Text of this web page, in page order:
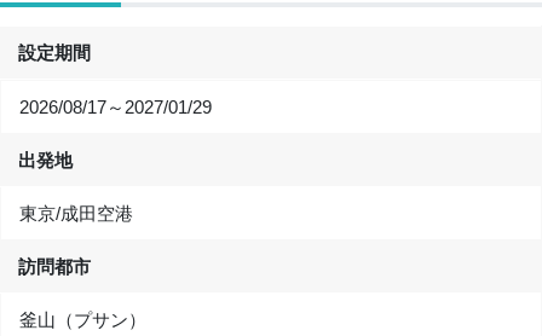
設定期間
2026/08/17～2027/01/29
出発地
東京/成田空港
訪問都市
釜山（プサン）